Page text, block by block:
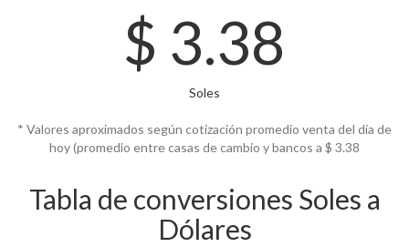
$ 3.38
Soles
* Valores aproximados según cotización promedio venta del día de
hoy (promedio entre casas de cambio y bancos a $ 3.38
Tabla de conversiones Soles a
Dólares